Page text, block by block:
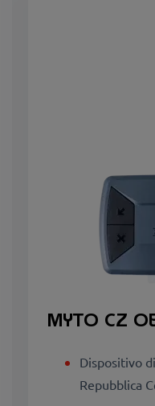
MYTO CZ
Dispositivo
Repubblica